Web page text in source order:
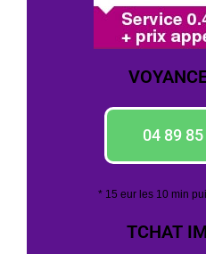
04 89
* 15 eur les 10 min
TCHAT